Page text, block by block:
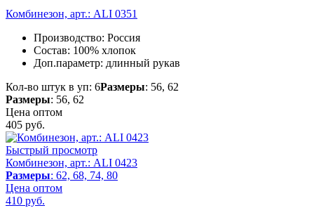
Комбинезон, арт.: ALI 0351
Производство: Россия
Состав: 100% хлопок
Доп.параметр: длинный рукав
Кол-во штук в уп: 6Размеры: 56, 62
Размеры: 56, 62
Цена оптом
405 руб.
Быстрый просмотр
Комбинезон, арт.: ALI 0423
Размеры: 62, 68, 74, 80
Цена оптом
410 руб.